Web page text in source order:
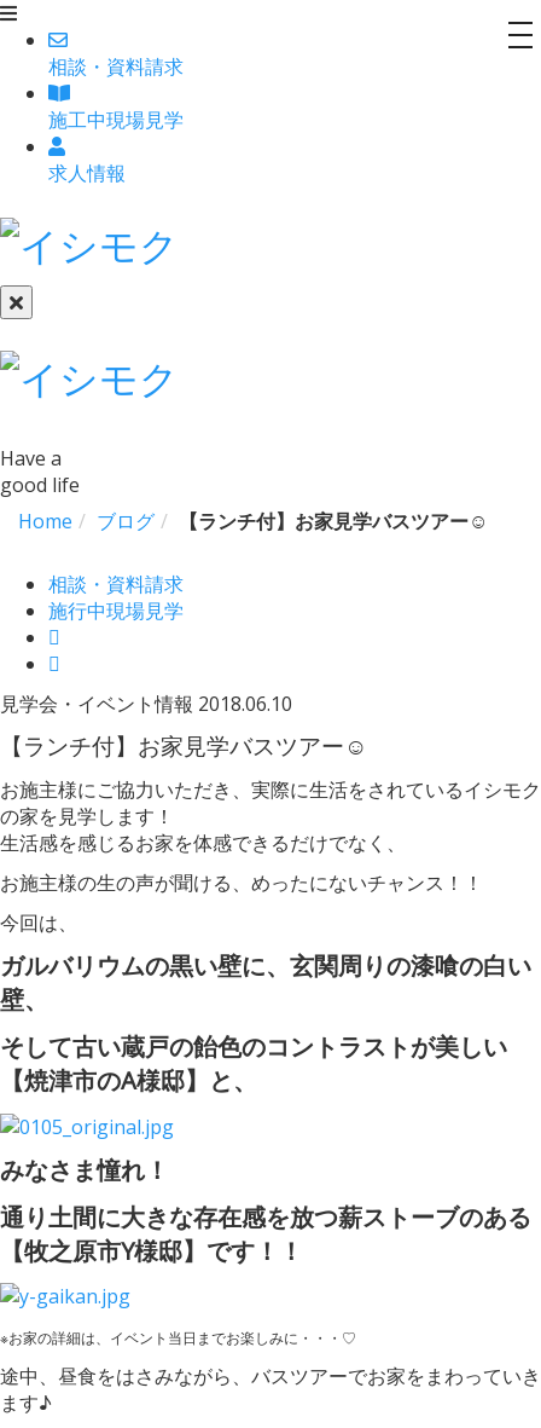
相談 ・ 資料請求
施工中現場見学
求人情報
Have a
good life
Home
ブログ 【ランチ付】お家見学バスツアー☺
相談・資料請求
施行中現場見学
見学会・イベント情報 2018.06.10
【ランチ付】お家見学バスツアー☺
お施主様にご協力いただき、実際に生活をされているイシモク
の家を見学します！
生活感を感じるお家を体感できるだけでなく、
お施主様の生の声が聞ける、めったにないチャンス！！
今回は、
ガルバリウムの黒い壁に、玄関周りの漆喰の白い
壁、
そして古い蔵戸の飴色のコントラストが美しい
【焼津市のA様邸】と、
みなさま憧れ！
通り土間に大きな存在感を放つ薪ストーブのある
【牧之原市Y様邸】です！！
※お家の詳細は、イベント当日までお楽しみに・・・♡
途中、昼食をはさみながら、バスツアーでお家をまわっていき
ます♪